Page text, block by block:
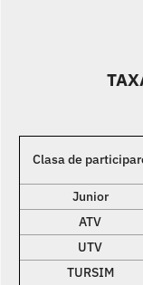
Clasa de
Junior
ATV
UTV
TURSIM